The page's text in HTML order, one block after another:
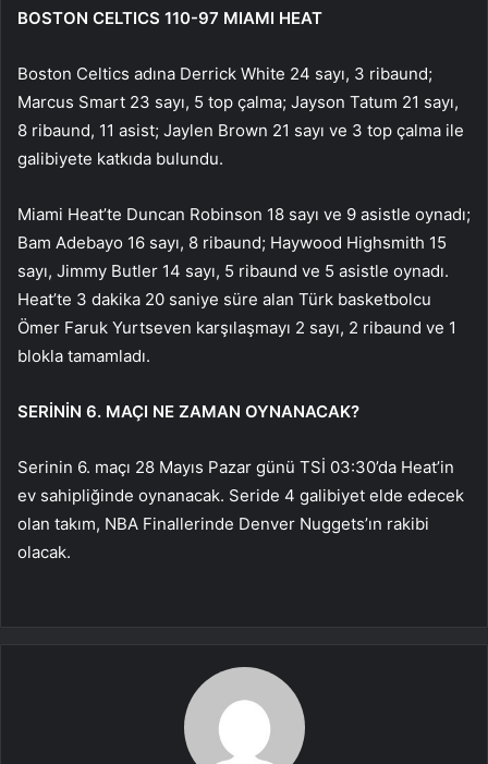
BOSTON CELTICS 110-97 MIAMI HEAT
Boston Celtics adına Derrick White 24 sayı, 3 ribaund;
Marcus Smart 23 sayı, 5 top çalma; Jayson Tatum 21 sayı,
8 ribaund, 11 asist; Jaylen Brown 21 sayı ve 3 top çalma ile
galibiyete katkıda bulundu.
Miami Heat’te Duncan Robinson 18 sayı ve 9 asistle oynadı;
Bam Adebayo 16 sayı, 8 ribaund; Haywood Highsmith 15
sayı, Jimmy Butler 14 sayı, 5 ribaund ve 5 asistle oynadı.
Heat’te 3 dakika 20 saniye süre alan Türk basketbolcu
Ömer Faruk Yurtseven karşılaşmayı 2 sayı, 2 ribaund ve 1
blokla tamamladı.
SERİNİN 6. MAÇI NE ZAMAN OYNANACAK?
Serinin 6. maçı 28 Mayıs Pazar günü TSİ 03:30’da Heat’in
ev sahipliğinde oynanacak. Seride 4 galibiyet elde edecek
olan takım, NBA Finallerinde Denver Nuggets’ın rakibi
olacak.